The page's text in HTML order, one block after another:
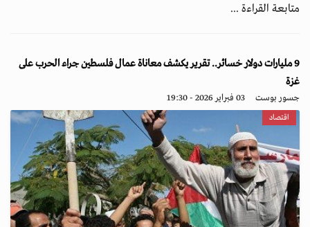
متابعة القراءة ...
9 مليارات دولار خسائر.. تقرير يكشف معاناة عمال فلسطين جراء الحرب على
غزة
جسور بوست 03 فبراير 2026 - 19:30
اقتصاد